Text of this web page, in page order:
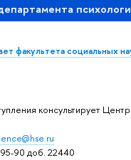
факультета социальных
консультирует
90 доб. 22440